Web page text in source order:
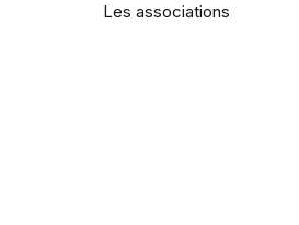
Les associations